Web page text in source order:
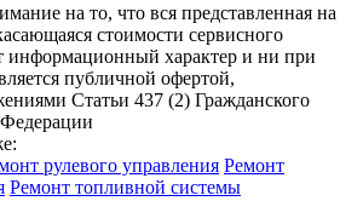
на то, что вся представленная на
стоимости сервисного
информационный характер и ни при
публичной офертой,
Статьи 437 (2) Гражданского
рулевого управления Ремонт
Ремонт топливной системы